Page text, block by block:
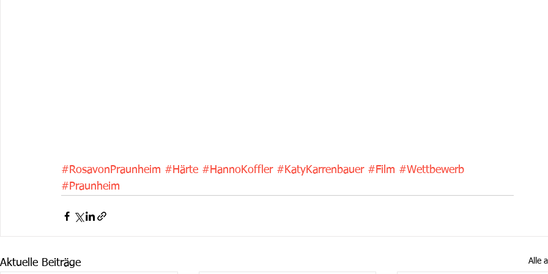
#RosavonPraunheim #Härte #HannoKoffler #KatyKarrenbauer #Film #Wettbewerb
#Praunheim
Aktuelle Beiträge Alle